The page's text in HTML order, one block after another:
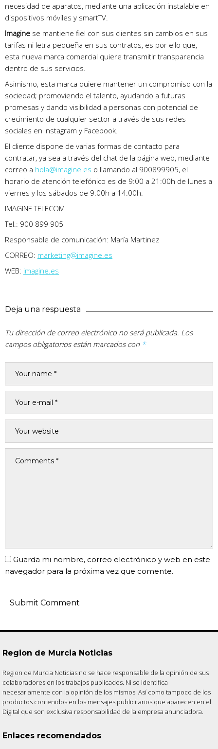
necesidad de aparatos, mediante una aplicación instalable en
dispositivos móviles y smartTV.
Imagine se mantiene fiel con sus clientes sin cambios en sus
tarifas ni letra pequeña en sus contratos, es por ello que,
esta nueva marca comercial quiere transmitir transparencia
dentro de sus servicios.
Asimismo, esta marca quiere mantener un compromiso con la
sociedad; promoviendo el talento, ayudando a futuras
promesas y dando visibilidad a personas con potencial de
crecimiento de cualquier sector a través de sus redes
sociales en Instagram y Facebook.
El cliente dispone de varias formas de contacto para
contratar, ya sea a través del chat de la página web, mediante
correo a hola@imagine.es o llamando al 900899905, el
horario de atención telefónico es de 9:00 a 21:00h de lunes a
viernes y los sábados de 9:00h a 14:00h.
IMAGINE TELECOM
Tel.: 900 899 905
Responsable de comunicación: María Martinez
CORREO: marketing@imagine.es
WEB: imagine.es
Deja una respuesta
Tu dirección de correo electrónico no será publicada. Los
campos obligatorios están marcados con *
Guarda mi nombre, correo electrónico y web en este
navegador para la próxima vez que comente.
Region de Murcia Noticias
Region de Murcia Noticias no se hace responsable de la opinión de sus
colaboradores en los trabajos publicados. Ni se identifica
necesariamente con la opinión de los mismos. Así como tampoco de los
productos contenidos en los mensajes publicitarios que aparecen en el
Digital que son exclusiva responsabilidad de la empresa anunciadora.
Enlaces recomendados